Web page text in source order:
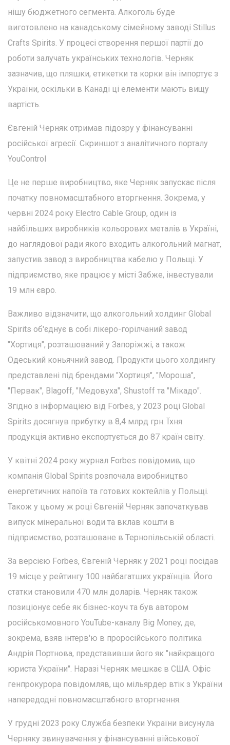
нішу бюджетного сегмента. Алкоголь буде
виготовлено на канадському сімейному заводі Stillus
Crafts Spirits. У процесі створення першої партії до
роботи залучать українських технологів. Черняк
зазначив, що пляшки, етикетки та корки він імпортує з
України, оскільки в Канаді ці елементи мають вищу
вартість.
Євгеній Черняк отримав підозру у фінансуванні
російської агресії. Скриншот з аналітичного порталу
YouControl
Це не перше виробництво, яке Черняк запускає після
початку повномасштабного вторгнення. Зокрема, у
червні 2024 року Electro Cable Group, один із
найбільших виробників кольорових металів в Україні,
до наглядової ради якого входить алкогольний магнат,
запустив завод з виробництва кабелю у Польщі. У
підприємство, яке працює у місті Забже, інвестували
19 млн євро.
Важливо відзначити, що алкогольний холдинг Global
Spirits об'єднує в собі лікеро-горілчаний завод
"Хортиця", розташований у Запоріжжі, а також
Одеський коньячний завод. Продукти цього холдингу
представлені під брендами "Хортиця", "Мороша",
"Первак", Blagoff, "Медовуха", Shustoff та "Мікадо".
Згідно з інформацією від Forbes, у 2023 році Global
Spirits досягнув прибутку в 8,4 млрд грн. Їхня
продукція активно експортується до 87 країн світу.
У квітні 2024 року журнал Forbes повідомив, що
компанія Global Spirits розпочала виробництво
енергетичних напоїв та готових коктейлів у Польщі.
Також у цьому ж році Євгеній Черняк започаткував
випуск мінеральної води та вклав кошти в
підприємство, розташоване в Тернопільській області.
За версією Forbes, Євгеній Черняк у 2021 році посідав
19 місце у рейтингу 100 найбагатших українців. Його
статки становили 470 млн доларів. Черняк також
позиціонує себе як бізнес-коуч та був автором
російськомовного YouTube-каналу Big Money, де,
зокрема, взяв інтерв'ю в проросійського політика
Андрія Портнова, представивши його як "найкращого
юриста України". Наразі Черняк мешкає в США. Офіс
генпрокурора повідомляв, що мільярдер втік з України
напередодні повномасштабного вторгнення.
У грудні 2023 року Служба безпеки України висунула
Черняку звинувачення у фінансуванні військової